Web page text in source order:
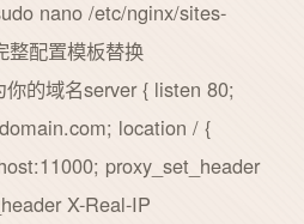
nano /etc/nginx/sites-
配置模板替换
的域名server { listen 80;
location / {
proxy_set_header
X-Real-IP